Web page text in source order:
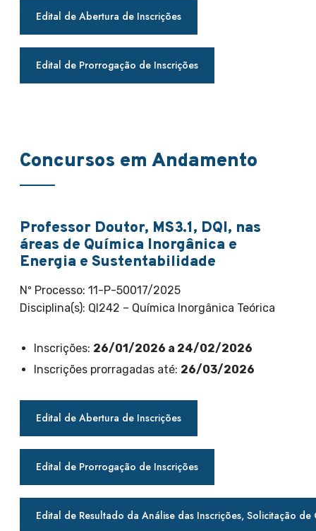
Edital de Abertura de Inscrições
Edital de Prorrogação de Inscrições
Concursos em Andamento
Professor Doutor, MS3.1, DQI, nas
áreas de Química Inorgânica e
Energia e Sustentabilidade
Nº Processo: 11-P-50017/2025
Disciplina(s): QI242 – Química Inorgânica Teórica
Inscrições: 26/01/2026 a 24/02/2026
Inscrições prorragadas até: 26/03/2026
Edital de Abertura de Inscrições
Edital de Prorrogação de Inscrições
Edital de Resultado da Análise das Inscrições, Solicitação